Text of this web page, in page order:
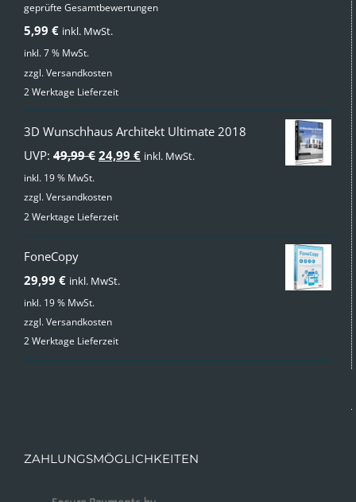
Bewertet
von 5
geprüfte Gesamtbewertungen
5,99 € inkl. MwSt.
inkl. 7 % MwSt.
zzgl.Versandkosten
2 Werktage Lieferzeit
3D Wunschhaus Architekt Ultimate 2018
UVP: 49,99€ Ursprünglicher
war:
24,99 €Aktueller
inkl. MwSt.
inkl. 19 % MwSt.
zzgl.Versandkosten
2 Werktage Lieferzeit
FoneCopy
29,99 € inkl. MwSt.
inkl. 19 % MwSt.
zzgl.Versandkosten
2 Werktage Lieferzeit
ZAHLUNGSMÖGLICHKEITEN